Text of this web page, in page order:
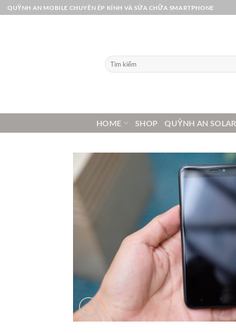
Bỏ
qua
QUỲNH AN MOBILE CHUYÊN ÉP KÍNH VÀ SỬA CHỮA SMARTPHONE
Tìm
kiếm:
HOME SHOP QUỲNH AN SOLAR